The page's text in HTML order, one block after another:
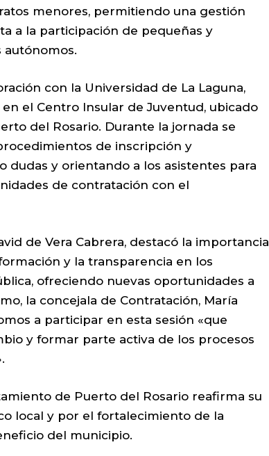
menores, permitiendo una gestión
a la participación de pequeñas y
autónomos.
con la Universidad de La Laguna,
el Centro Insular de Juventud, ubicado
del Rosario. Durante la jornada se
de inscripción y
dudas y orientando a los asistentes para
de contratación con el
de Vera Cabrera, destacó la importancia
y la transparencia en los
ofreciendo nuevas oportunidades a
la concejala de Contratación, María
a participar en esta sesión «que
y formar parte activa de los procesos
de Puerto del Rosario reafirma su
local y por el fortalecimiento de la
del municipio.